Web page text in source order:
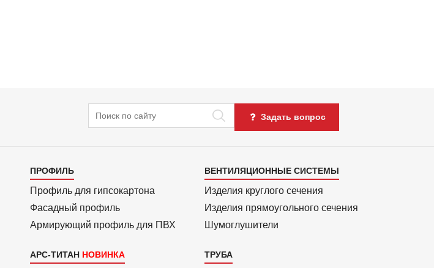
Поиск Задать вопрос
Каталог
3
ПРОФИЛЬ
Профиль для гипсо­картона
Фасадный профиль
Армиру­ю­щий профиль для ПВХ
АРС-ТИТАН
Каталог
4
ВЕНТИЛЯЦИОННЫЕ СИСТЕМЫ
Изделия круглого сечения
Изделия прямоуголь­ного сечения
Шумоглушители
ТРУБА